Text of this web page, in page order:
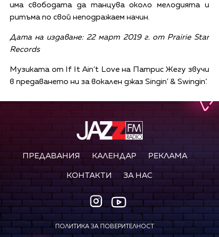
има свободата да танцува около мелодията и
ритъма по свой неподражаем начин.
Дата на издаване: 22 март 2019 г. от Prairie Star
Records
Музиката от If It Ain’t Love на Патрис Жегу звучи
в предаването ни за вокален джаз Singin’ & Swingin’.
ПРЕДАВАНИЯ КАЛЕНДАР РЕКЛАМА
КОНТАКТИ ЗА НАС
ПОЛИТИКА ЗА ПОВЕРИТЕЛНОСТ